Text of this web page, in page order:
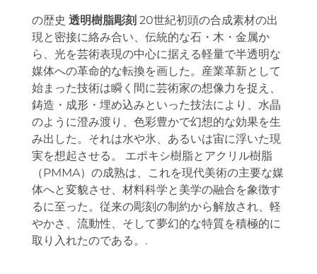
の歴史 透明樹脂彫刻 20世紀初頭の合成素材の出
現と密接に絡み合い、伝統的な石・木・金属か
ら、光を芸術表現の中心に据える軽量で半透明な
媒体への革命的な転換を画した。産業革新として
始まった技術は瞬く間に芸術家の想像力を捉え、
鋳造・成形・埋め込みといった技法により、水晶
のように澄み渡り、色彩豊かで幻想的な効果を生
み出した。それは水や氷、あるいは宙に浮いた現
実を想起させる。 エポキシ樹脂とアクリル樹脂
（PMMA）の成熟は、これを現代美術の主要な媒
体へと変貌させ、材料科学と美学の融合を象徴す
るに至った。従来の彫刻の制約から解放され、軽
やかさ、流動性、そして夢幻的な特質を積極的に
取り入れたのである。.